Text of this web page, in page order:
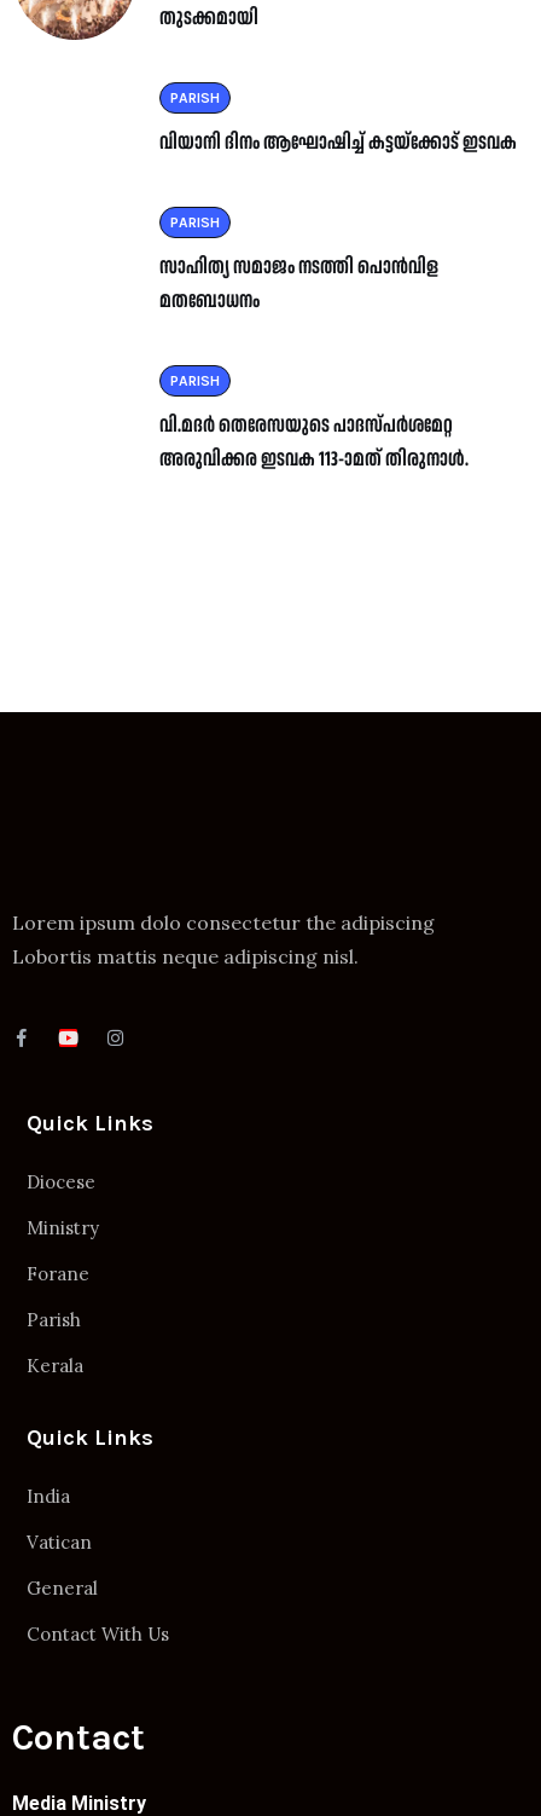
തുടക്കമായി
PARISH
വിയാനി ദിനം ആഘോഷിച്ച് കട്ടയ്ക്കോട് ഇടവക
PARISH
സാഹിത്യ സമാജം നടത്തി പൊൻവിള
മതബോധനം
PARISH
വി.മദർ തെരേസയുടെ പാദസ്പർശമേറ്റ
അരുവിക്കര ഇടവക 113-ാമത് തിരുനാൾ.
Lorem ipsum dolo consectetur the adipiscing
Lobortis mattis neque adipiscing nisl.
Quick Links
Diocese
Ministry
Forane
Parish
Kerala
Quick Links
India
Vatican
General
Contact With Us
Contact
Media Ministry